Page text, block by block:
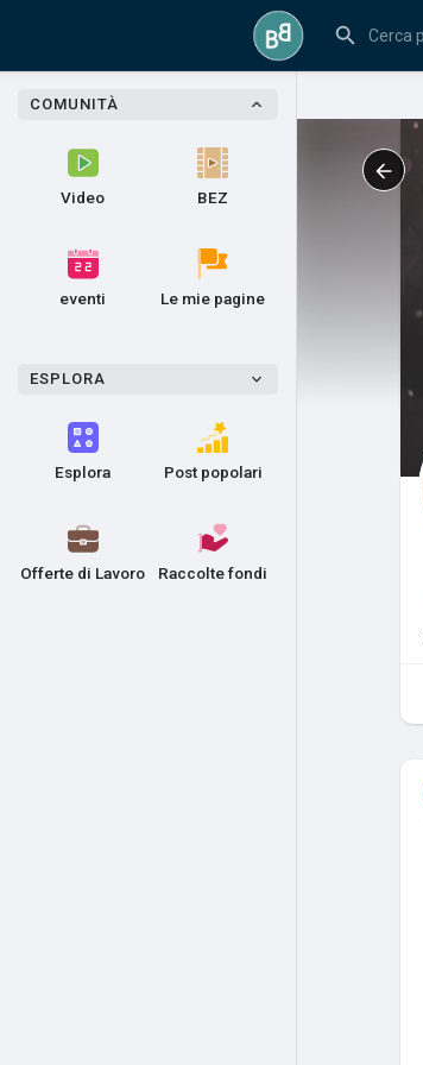
COMUNITÀ
Video BEZ
eventi Le mie pagine
ESPLORA
Esplora Post popolari
Offerte di Lavoro Raccolte fondi